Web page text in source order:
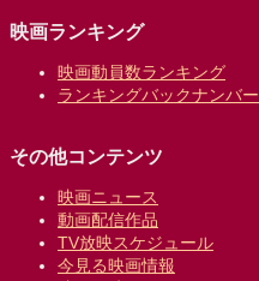
映画ランキング
映画動員数ランキング
ランキングバックナンバー
その他コンテンツ
映画ニュース
動画配信作品
TV放映スケジュール
今見る映画情報